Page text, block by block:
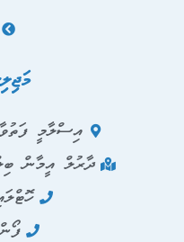
އިސްލާމީ
ދާރުލް އީމާން ބިލްޑިންގ،
ހޮޓްލައިން:
ފޯން: